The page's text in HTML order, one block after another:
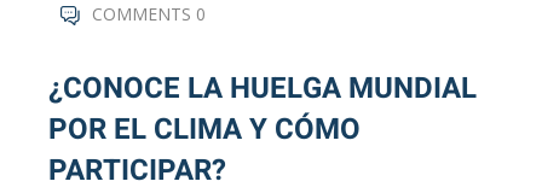
COMMENTS 0
¿CONOCE LA HUELGA MUNDIAL
POR EL CLIMA Y CÓMO
PARTICIPAR?